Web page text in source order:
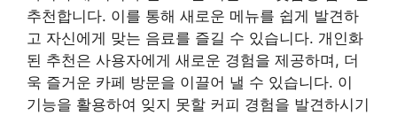
추천합니다. 이를 통해 새로운 메뉴를 쉽게 발견하
고 자신에게 맞는 음료를 즐길 수 있습니다. 개인화
된 추천은 사용자에게 새로운 경험을 제공하며, 더
욱 즐거운 카페 방문을 이끌어 낼 수 있습니다. 이
기능을 활용하여 잊지 못할 커피 경험을 발견하시기